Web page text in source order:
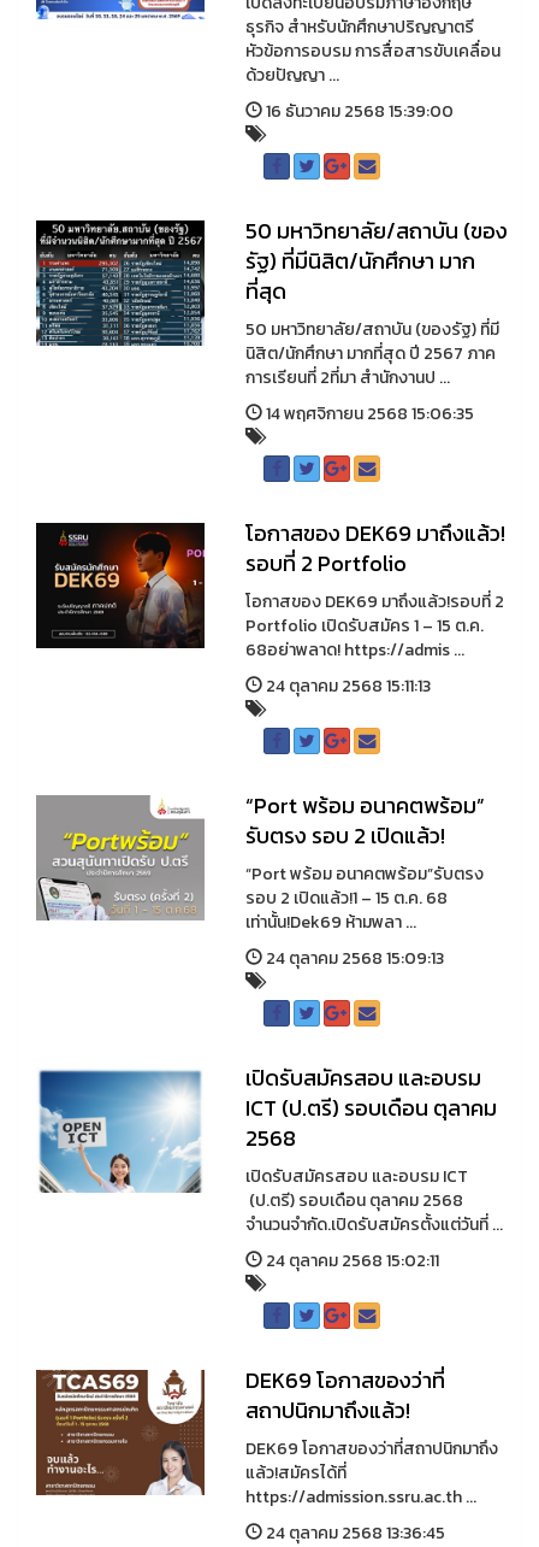
ธุรกิจ สำหรับนักศึกษาปริญญาตรี
หัวข้อการอบรม การสื่อสารขับเคลื่อน
ด้วยปัญญา ...
16 ธันวาคม 2568 15:39:00
50 มหาวิทยาลัย/สถาบัน (ของ
รัฐ) ที่มีนิสิต/นักศึกษา มาก
ที่สุด
50 มหาวิทยาลัย/สถาบัน (ของรัฐ) ที่มี
นิสิต/นักศึกษา มากที่สุด ปี 2567 ภาค
การเรียนที่ 2ที่มา สำนักงานป ...
14 พฤศจิกายน 2568 15:06:35
โอกาสของ DEK69 มาถึงแล้ว!
รอบที่ 2 Portfolio
โอกาสของ DEK69 มาถึงแล้ว!รอบที่ 2
Portfolio เปิดรับสมัคร 1 – 15 ต.ค.
68อย่าพลาด! https://admis ...
24 ตุลาคม 2568 15:11:13
“Port พร้อม อนาคตพร้อม”
รับตรง รอบ 2 เปิดแล้ว!
“Port พร้อม อนาคตพร้อม”รับตรง
รอบ 2 เปิดแล้ว!1 – 15 ต.ค. 68
เท่านั้น!Dek69 ห้ามพลา ...
24 ตุลาคม 2568 15:09:13
เปิดรับสมัครสอบ และอบรม
ICT (ป.ตรี) รอบเดือน ตุลาคม
2568
เปิดรับสมัครสอบ และอบรม ICT
(ป.ตรี) รอบเดือน ตุลาคม 2568
จำนวนจำกัด.เปิดรับสมัครตั้งแต่วันที่ ...
24 ตุลาคม 2568 15:02:11
DEK69 โอกาสของว่าที่
สถาปนิกมาถึงแล้ว!
DEK69 โอกาสของว่าที่สถาปนิกมาถึง
แล้ว!สมัครได้ที่
https://admission.ssru.ac.th ...
24 ตุลาคม 2568 13:36:45